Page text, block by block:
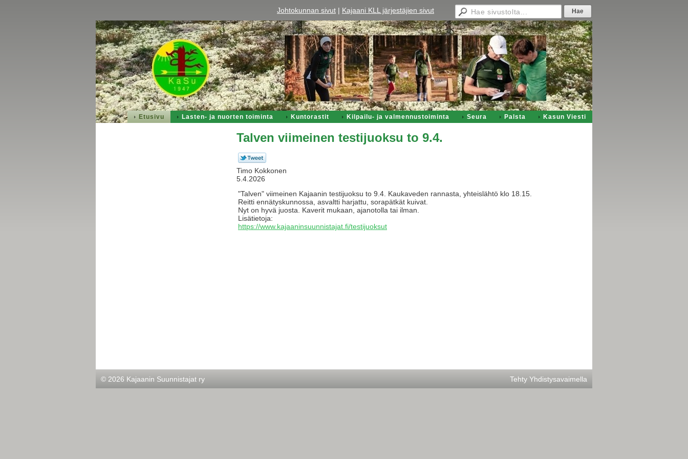
Johtokunnan sivut | Kajaani KLL järjestäjien sivut
Etusivu Lasten- ja nuorten toiminta Kuntorastit Kilpailu- ja valmennustoiminta Seura Palsta Kasun Viesti
Talven viimeinen testijuoksu to 9.4.
Timo Kokkonen
5.4.2026
"Talven" viimeinen Kajaanin testijuoksu to 9.4. Kaukaveden rannasta, yhteislähtö klo 18.15.
Reitti ennätyskunnossa, asvaltti harjattu, sorapätkät kuivat.
Nyt on hyvä juosta. Kaverit mukaan, ajanotolla tai ilman.
Lisätietoja:
https://www.kajaaninsuunnistajat.fi/testijuoksut
Tehty Yhdistysavaimella
© 2026 Kajaanin Suunnistajat ry